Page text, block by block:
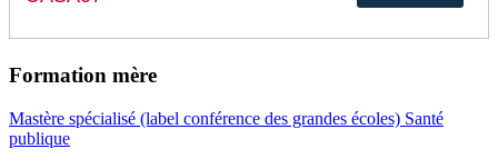
Formation mère
Mastère spécialisé (label conférence des grandes écoles) Santé
publique